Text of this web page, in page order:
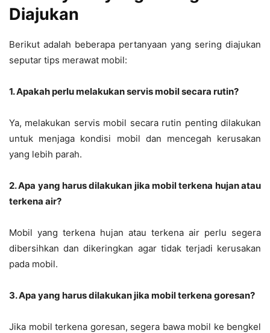
Diajukan
Berikut adalah beberapa pertanyaan yang sering diajukan
seputar tips merawat mobil:
1. Apakah perlu melakukan servis mobil secara rutin?
Ya, melakukan servis mobil secara rutin penting dilakukan
untuk menjaga kondisi mobil dan mencegah kerusakan
yang lebih parah.
2. Apa yang harus dilakukan jika mobil terkena hujan atau
terkena air?
Mobil yang terkena hujan atau terkena air perlu segera
dibersihkan dan dikeringkan agar tidak terjadi kerusakan
pada mobil.
3. Apa yang harus dilakukan jika mobil terkena goresan?
Jika mobil terkena goresan, segera bawa mobil ke bengkel